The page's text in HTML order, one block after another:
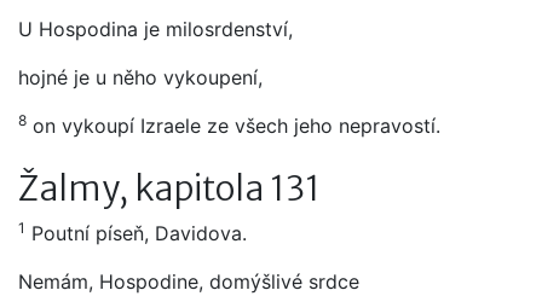
U Hospodina je milosrdenství,
hojné je u něho vykoupení,
8 on vykoupí Izraele ze všech jeho nepravostí.
Žalmy, kapitola 131
1 Poutní píseň, Davidova.
Nemám, Hospodine, domýšlivé srdce